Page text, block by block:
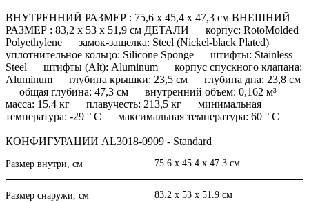
ВНУТРЕННИЙ РАЗМЕР : 75,6 x 45,4 x 47,3 см ВНЕШНИЙ
РАЗМЕР : 83,2 x 53 x 51,9 см ДЕТАЛИ корпус: RotoMolded
Polyethylene замок-защелка: Steel (Nickel-black Plated)
уплотнительное кольцо: Silicone Sponge штифты: Stainless
Steel штифты (Alt): Aluminum корпус спускного клапана:
Aluminum глубина крышки: 23,5 см глубина дна: 23,8 см
общая глубина: 47,3 см внутренний объем: 0,162 м³
масса: 15,4 кг плавучесть: 213,5 кг минимальная
температура: -29 ° C максимальная температура: 60 ° C
КОНФИГУРАЦИИ AL3018-0909 - Standard
Размер внутри, см 75.6 x 45.4 x 47.3 см
Размер снаружи, см 83.2 x 53 x 51.9 см